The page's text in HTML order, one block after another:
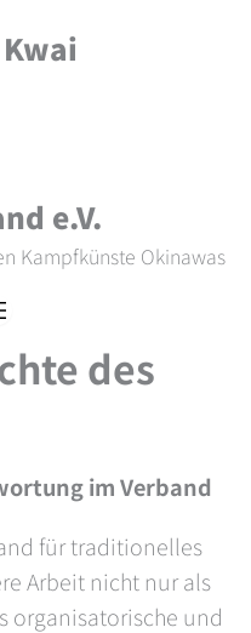
e.V.
Kampfkünste Okinawas
des
im Verband
für traditionelles
Arbeit nicht nur als
organisatorische und